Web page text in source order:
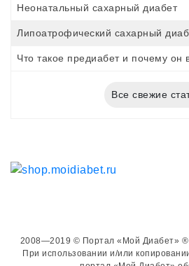
Неонатальный сахарный диабет
Липоатрофический сахарный
Что такое предиабет и почему он
Все свежие
2008—2019 © Портал «Мой Диабет»
При использовании и/или